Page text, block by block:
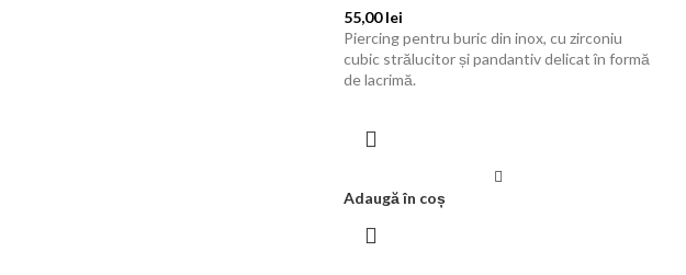
55,00lei
Piercing pentru buric din inox, cu zirconiu
cubic strălucitor și pandantiv delicat în formă
de lacrimă.
Adaugă în coș